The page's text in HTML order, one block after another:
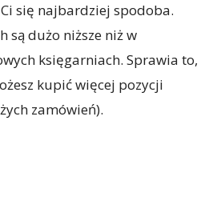
się najbardziej spodoba.
są dużo niższe niż w
księgarniach. Sprawia to,
kupić więcej pozycji
zamówień).